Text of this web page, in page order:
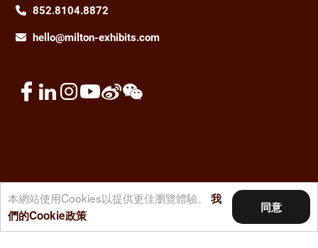
同意
本網站使用Cookies以提供更佳瀏覽體驗。 我
們的Cookie政策
852.8104.8872
hello@milton-exhibits.com
© 2026 名唐展覽集團。版權所有。